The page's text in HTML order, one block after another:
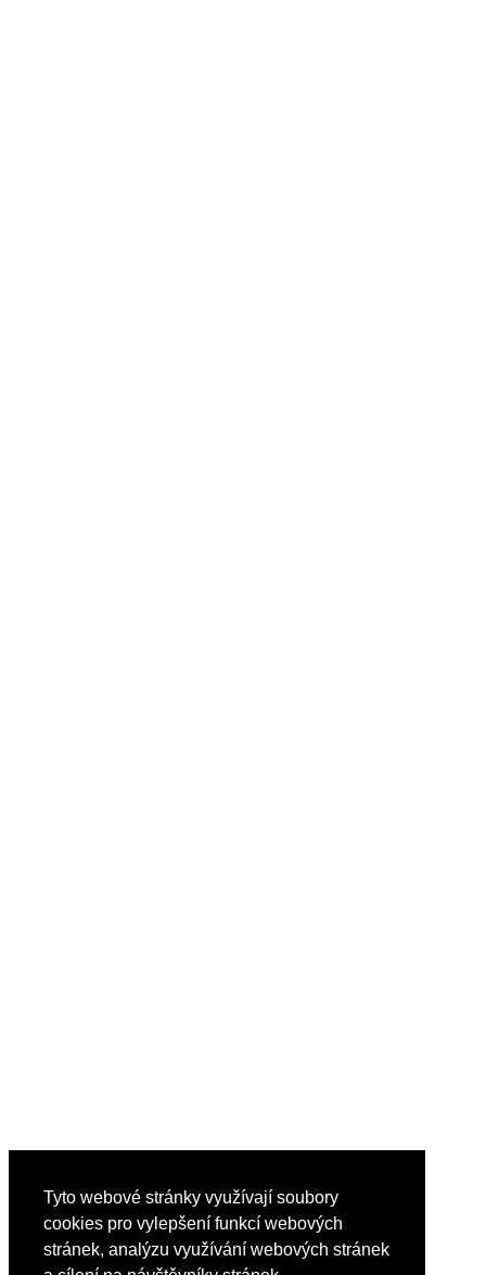
Tyto webové stránky využívají soubory
cookies pro vylepšení funkcí webových
stránek, analýzu využívání webových stránek